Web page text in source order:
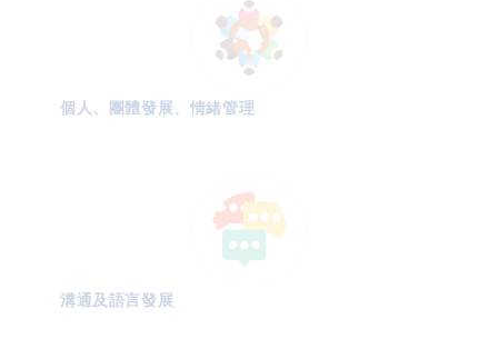
個人、團體發展、情緒管理
溝通及語言發展